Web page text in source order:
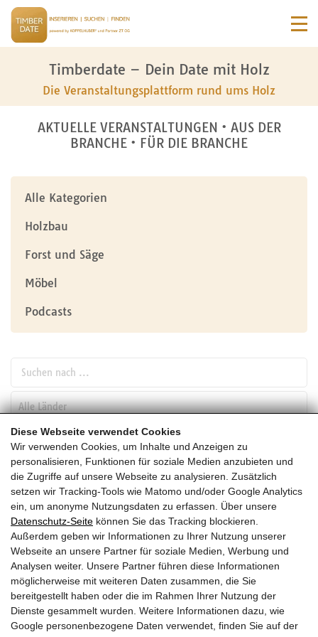
Diese Webseite verwendet Cookies
Wir verwenden Cookies, um Inhalte und Anzeigen zu
personalisieren, Funktionen für soziale Medien anzubieten und
die Zugriffe auf unsere Webseite zu analysieren. Zusätzlich
setzen wir Tracking-Tools wie Matomo und/oder Google Analytics
ein, um anonyme Nutzungsdaten zu erfassen. Über unsere
Datenschutz-Seite können Sie das Tracking blockieren.
Außerdem geben wir Informationen zu Ihrer Nutzung unserer
Webseite an unsere Partner für soziale Medien, Werbung und
Analysen weiter. Unsere Partner führen diese Informationen
möglicherweise mit weiteren Daten zusammen, die Sie
bereitgestellt haben oder die im Rahmen Ihrer Nutzung der
Dienste gesammelt wurden. Weitere Informationen dazu, wie
Google personenbezogene Daten verwendet, finden Sie auf der
Timberdate – Dein Date mit Holz
Die Veranstaltungsplattform rund ums Holz
AKTUELLE VERANSTALTUNGEN • AUS DER
BRANCHE • FÜR DIE BRANCHE
Alle Kategorien
Holzbau
Forst und Säge
Möbel
Podcasts
SUCHEN
Mai
HEUTE
2028
Mai 2028
Es wurden leider keine Veranstaltungen gefunden ....